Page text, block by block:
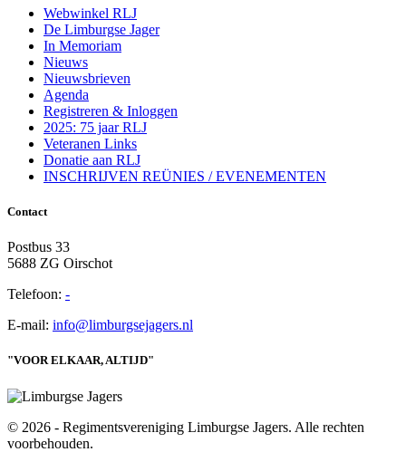
Webwinkel RLJ
De Limburgse Jager
In Memoriam
Nieuws
Nieuwsbrieven
Agenda
Registreren & Inloggen
2025: 75 jaar RLJ
Veteranen Links
Donatie aan RLJ
INSCHRIJVEN REÜNIES / EVENEMENTEN
Contact
Postbus 33
5688 ZG Oirschot
Telefoon: -
E-mail: info@limburgsejagers.nl
"VOOR ELKAAR, ALTIJD"
© 2026 - Regimentsvereniging Limburgse Jagers. Alle rechten
voorbehouden.